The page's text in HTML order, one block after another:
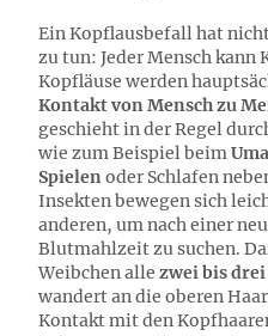
Ein Kopflausbefall hat
zu tun: Jeder Mensch kann
Kopfläuse werden
Kontakt von Mensch zu
geschieht in der Regel
wie zum Beispiel beim
Spielenoder Schlafen
Insekten bewegen sich
anderen, um nach einer
Blutmahlzeit zu suchen.
Weibchen alle zwei bis
wandert an die oberen
Kontakt mit den